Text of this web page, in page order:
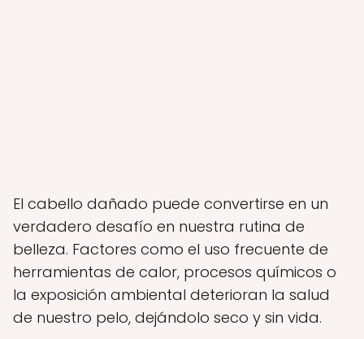
El cabello dañado puede convertirse en un
verdadero desafío en nuestra rutina de
belleza. Factores como el uso frecuente de
herramientas de calor, procesos químicos o
la exposición ambiental deterioran la salud
de nuestro pelo, dejándolo seco y sin vida.